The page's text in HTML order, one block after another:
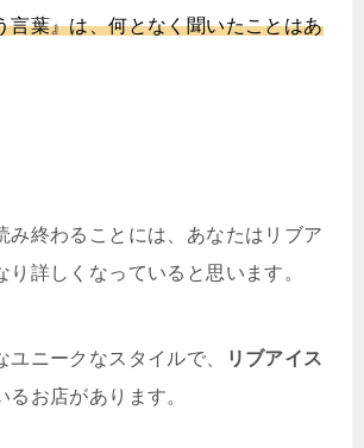
言葉』は、何となく聞いたことはあ
み終わることには、あなたはリブア
り詳しくなっていると思います。
ユニークなスタイルで、
リブアイス
るお店があります。